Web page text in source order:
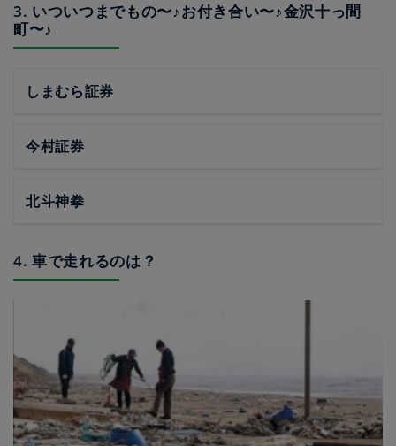
3. いついつまでもの〜♪お付き合い〜♪金沢十っ間
町〜♪
しまむら証券
今村証券
北斗神拳
4. 車で走れるのは？